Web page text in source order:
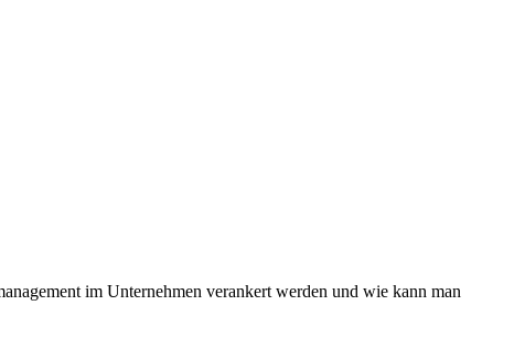
im Unternehmen verankert werden und wie kann man